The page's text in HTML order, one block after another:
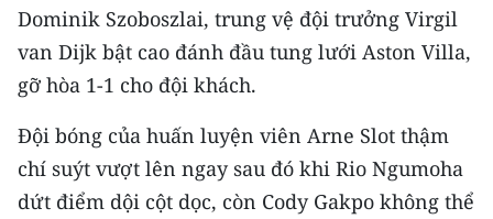
Chuyên trang Hà Nội
Chuyên trang TP. Hồ Chí Minh
CHUYÊN ĐỀ
CÁC CHUYÊN TRANG
Dominik Szoboszlai, trung vệ đội trưởng Virgil
van Dijk bật cao đánh đầu tung lưới Aston Villa,
gỡ hòa 1-1 cho đội khách.
Đội bóng của huấn luyện viên Arne Slot thậm
chí suýt vượt lên ngay sau đó khi Rio Ngumoha
dứt điểm dội cột dọc, còn Cody Gakpo không thể